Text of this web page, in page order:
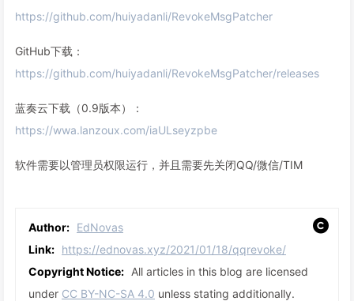
https://github.com/huiyadanli/RevokeMsgPatcher
GitHub下载：
https://github.com/huiyadanli/RevokeMsgPatcher/releases
蓝奏云下载（0.9版本）：
https://wwa.lanzoux.com/iaULseyzpbe
软件需要以管理员权限运行，并且需要先关闭QQ/微信/TIM
Author: EdNovas
Link: https://ednovas.xyz/2021/01/18/qqrevoke/
Copyright Notice: All articles in this blog are licensed
under CC BY-NC-SA 4.0 unless stating additionally.